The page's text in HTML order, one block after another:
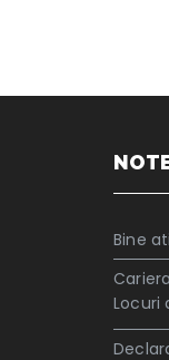
Bine
Cariera
Locuri